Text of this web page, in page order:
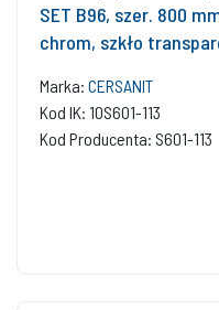
SET B96, szer. 800
chrom, szkło
Marka: CERSANIT
Kod IK: 10S601-113
Kod Producenta: S601-113